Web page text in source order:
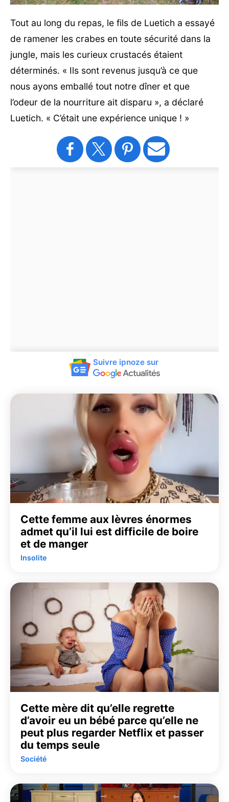
Tout au long du repas, le fils de Luetich a essayé
de ramener les crabes en toute sécurité dans la
jungle, mais les curieux crustacés étaient
déterminés. « Ils sont revenus jusqu’à ce que
nous ayons emballé tout notre dîner et que
l’odeur de la nourriture ait disparu », a déclaré
Luetich. « C’était une expérience unique ! »
Suivre ipnoze sur
Cette femme aux lèvres énormes
admet qu’il lui est difficile de boire
et de manger
Insolite
Cette mère dit qu’elle regrette
d’avoir eu un bébé parce qu’elle ne
peut plus regarder Netflix et passer
du temps seule
Société